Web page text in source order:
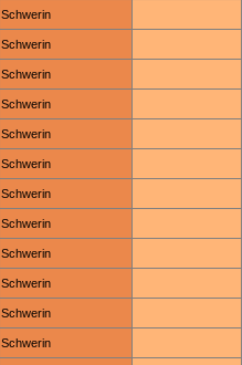
Schwerin
Schwerin
Schwerin
Schwerin
Schwerin
Schwerin
Schwerin
Schwerin
Schwerin
Schwerin
Schwerin
Schwerin